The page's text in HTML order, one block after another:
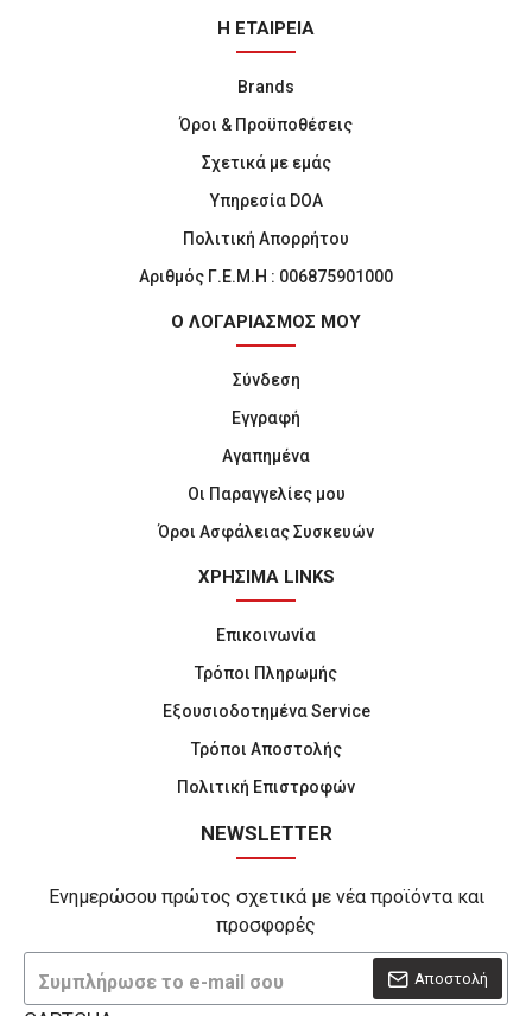
Η ΕΤΑΙΡΕΙΑ
Brands
Όροι & Προϋποθέσεις
Σχετικά με εμάς
Υπηρεσία DOA
Πολιτική Απορρήτου
Αριθμός Γ.Ε.Μ.Η : 006875901000
Ο ΛΟΓΑΡΙΑΣΜΟΣ ΜΟΥ
Σύνδεση
Εγγραφή
Αγαπημένα
Οι Παραγγελίες μου
Όροι Ασφάλειας Συσκευών
ΧΡΗΣΙΜΑ LINKS
Επικοινωνία
Τρόποι Πληρωμής
Εξουσιοδοτημένα Service
Τρόποι Αποστολής
Πολιτική Επιστροφών
NEWSLETTER
Ενημερώσου πρώτος σχετικά με νέα προϊόντα και
προσφορές
Αποστολή